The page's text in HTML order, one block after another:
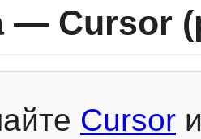
— Cursor
Cursor